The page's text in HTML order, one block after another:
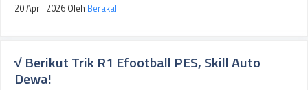
20 April 2026 Oleh Berakal
√ Berikut Trik R1 Efootball PES, Skill Auto
Dewa!